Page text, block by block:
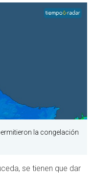
la congelación
se tienen que dar